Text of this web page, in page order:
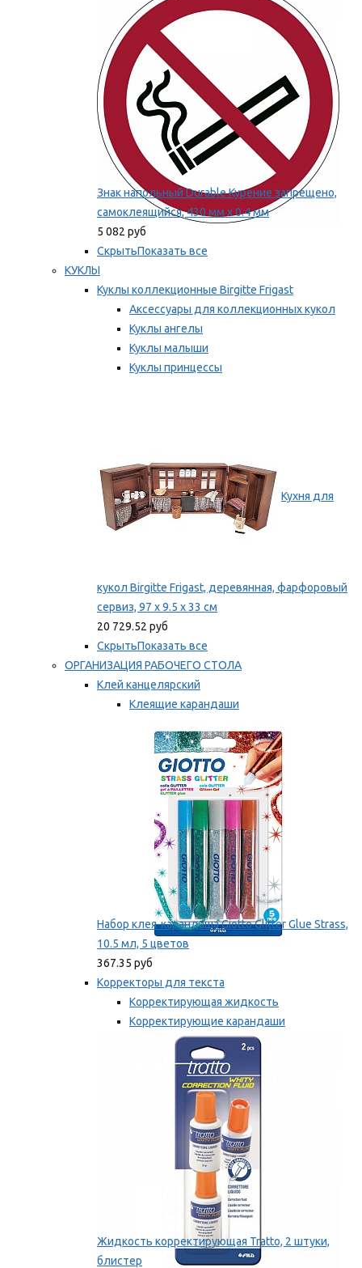
Мы рекомендуем
Знак напольный Durable Курение запрещено,
самоклеящийся, 430 мм х 0.4 мм
5 082 руб
СкрытьПоказать все
КУКЛЫ
Куклы коллекционные Birgitte Frigast
Аксессуары для коллекционных кукол
Куклы ангелы
Куклы малыши
Куклы принцессы
Кухня для
кукол Birgitte Frigast, деревянная, фарфоровый
сервиз, 97 x 9.5 x 33 см
20 729.52 руб
СкрытьПоказать все
ОРГАНИЗАЦИЯ РАБОЧЕГО СТОЛА
Клей канцелярский
Клеящие карандаши
Мы рекомендуем
Набор клея-карандаша Giotto Glitter Glue Strass,
10.5 мл, 5 цветов
367.35 руб
Корректоры для текста
Корректирующая жидкость
Корректирующие карандаши
Корректирующие ленты
Мы рекомендуем
Жидкость корректирующая Tratto, 2 штуки,
блистер